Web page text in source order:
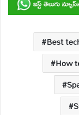
s
A
p
b
o
o
k
Best
How